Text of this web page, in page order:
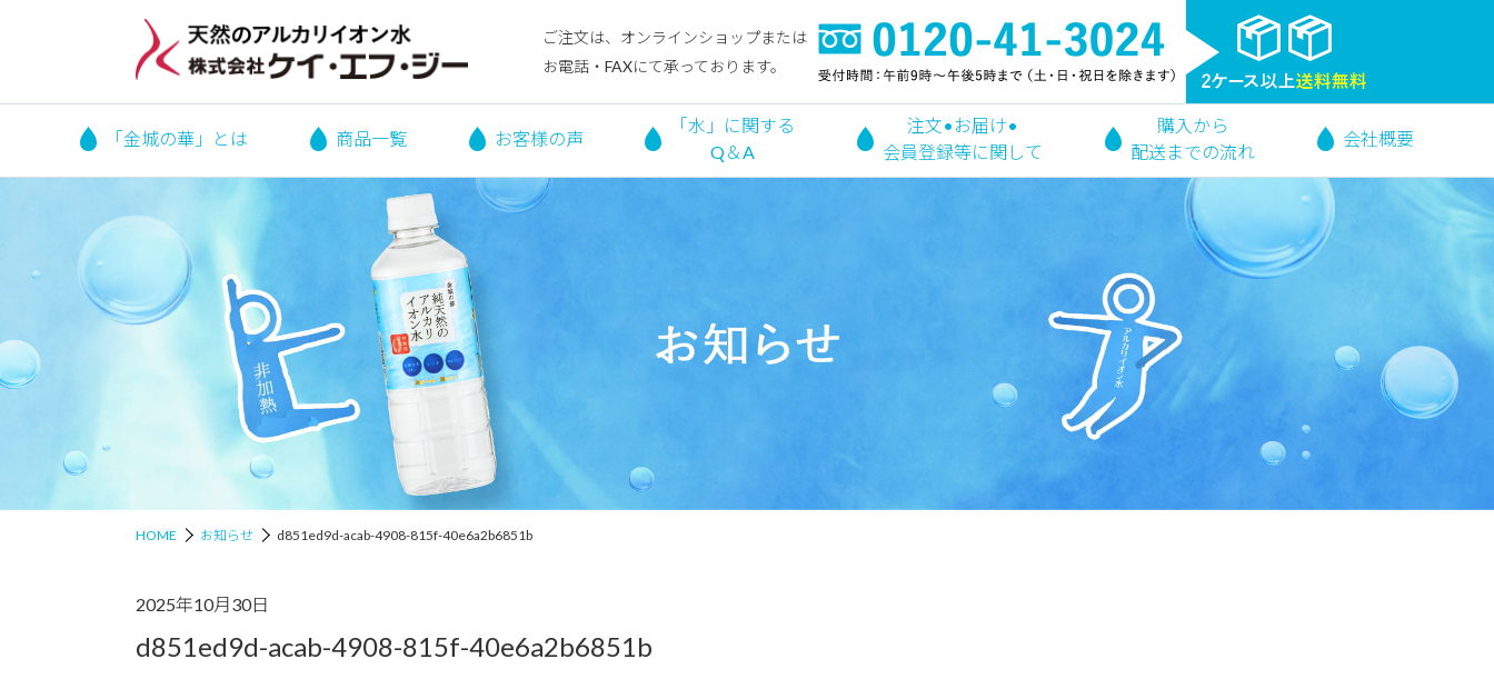
ご注文は、オンラインショップまたは
お電話・FAXにて承っております。
「金城の華」とは 商品一覧 お客様の声
「水」に関する
Q＆A
注文•お届け•
会員登録等に関して
購入から
配送までの流れ
会社概要
お知らせ
HOME お知らせ d851ed9d-acab-4908-815f-40e6a2b6851b
2025年10月30日
d851ed9d-acab-4908-815f-40e6a2b6851b